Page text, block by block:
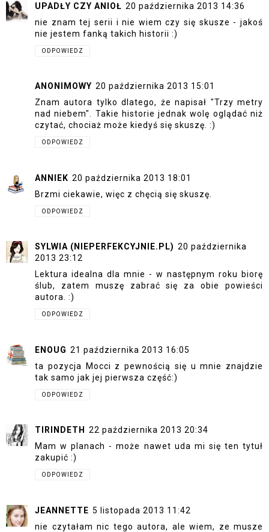
UPADŁY CZY ANIOŁ 20 października 2013 14:36
nie znam tej serii i nie wiem czy się skusze - jakoś
nie jestem fanką takich historii :)
ODPOWIEDZ
ANONIMOWY 20 października 2013 15:01
Znam autora tylko dlatego, że napisał "Trzy metry
nad niebem". Takie historie jednak wolę oglądać niż
czytać, chociaż może kiedyś się skuszę. :)
ODPOWIEDZ
ANNIEK 20 października 2013 18:01
Brzmi ciekawie, więc z chęcią się skuszę.
ODPOWIEDZ
SYLWIA (NIEPERFEKCYJNIE.PL) 20 października
2013 23:12
Lektura idealna dla mnie - w następnym roku biorę
ślub, zatem muszę zabrać się za obie powieści
autora. :)
ODPOWIEDZ
ENOUG 21 października 2013 16:05
ta pozycja Mocci z pewnością się u mnie znajdzie
tak samo jak jej pierwsza część:)
ODPOWIEDZ
TIRINDETH
22 października 2013 20:34
Mam w planach - może nawet uda mi się ten tytuł
zakupić :)
ODPOWIEDZ
JEANNETTE 5 listopada 2013 11:42
nie czytałam nic tego autora, ale wiem, ze musze